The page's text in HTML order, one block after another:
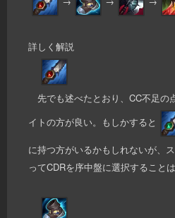
詳しく解説
先でも述べたとおり、CC不足の
イトの方が良い。もしかすると
に持つ方がいるかもしれないが、
ってCDRを序中盤に選択すること